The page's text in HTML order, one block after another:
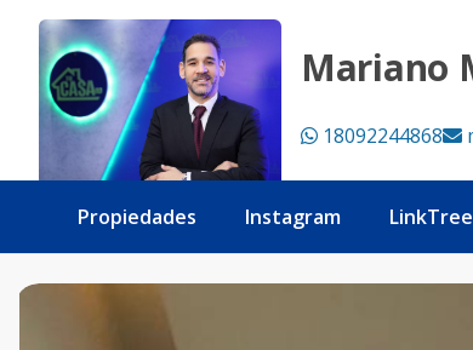
Mariano
18092244868
Propiedades Instagram LinkTree
Alquiler Serralles amueblado US$5,000 piso alto - Tu